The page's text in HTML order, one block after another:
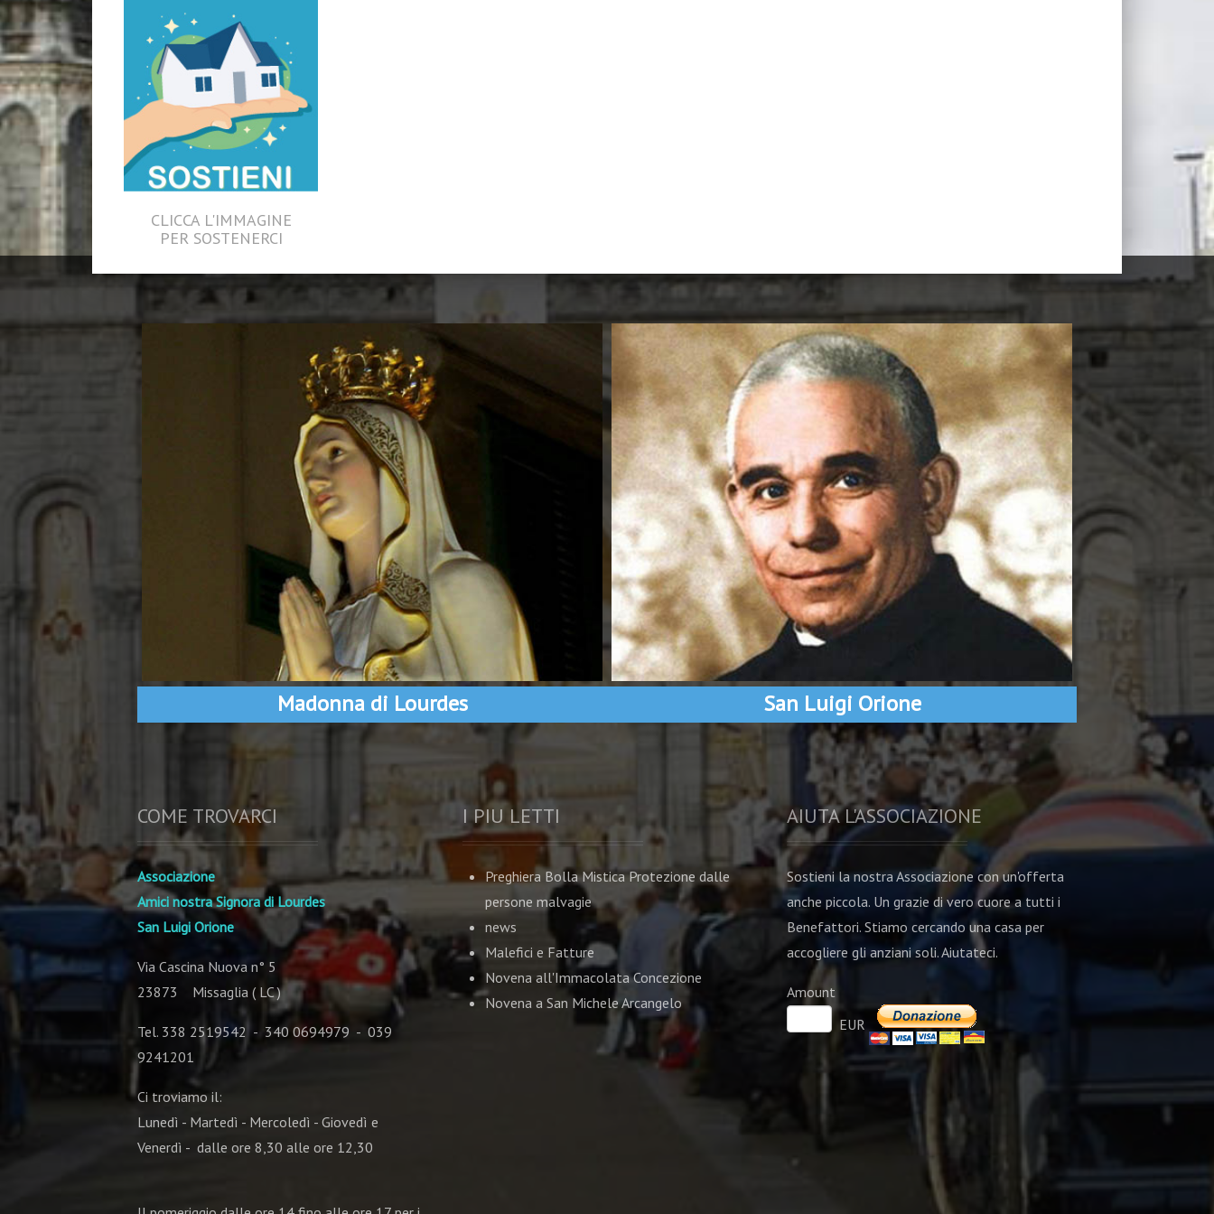
CLICCA L'IMMAGINE
PER SOSTENERCI
Madonna di Lourdes San Luigi Orione
COME TROVARCI
Associazione
Amici nostra Signora di Lourdes
San Luigi Orione
Via Cascina Nuova n° 5
23873 Missaglia ( LC )
Tel. 338 2519542 - 340 0694979 - 039
9241201
Ci troviamo il:
Lunedì - Martedì - Mercoledì - Giovedì e
Venerdì - dalle ore 8,30 alle ore 12,30
I PIU LETTI
Preghiera Bolla Mistica Protezione dalle
persone malvagie
news
Malefici e Fatture
Novena all'Immacolata Concezione
Novena a San Michele Arcangelo
AIUTA L'ASSOCIAZIONE
Sostieni la nostra Associazione con un'offerta
anche piccola. Un grazie di vero cuore a tutti i
Benefattori. Stiamo cercando una casa per
accogliere gli anziani soli. Aiutateci.
Amount
EUR